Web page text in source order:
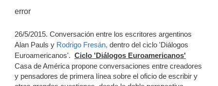
error
26/5/2015. Conversación entre los escritores argentinos
Alan Pauls y Rodrigo Fresán, dentro del ciclo 'Diálogos
Euroamericanos'. Ciclo 'Diálogos Euroamericanos'
Casa de América propone conversaciones entre creadores
y pensadores de primera línea sobre el oficio de escribir y